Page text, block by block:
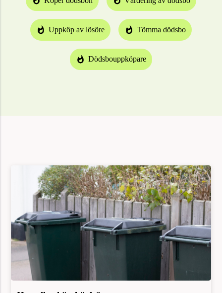
Köper dödsbon Värdering av dödsbo
Uppköp av lösöre Tömma dödsbo
Dödsbouppköpare